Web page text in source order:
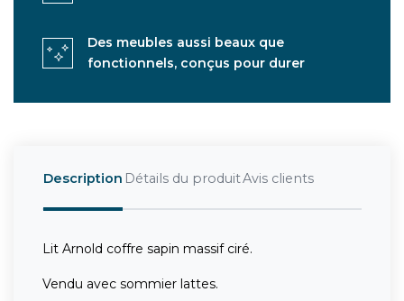
Des meubles aussi beaux que
fonctionnels, conçus pour durer
Description Détails du produitAvis clients
Lit Arnold coffre sapin massif ciré.
Vendu avec sommier lattes.